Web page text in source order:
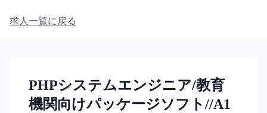
求人一覧に戻る
PHPシステムエンジニア/教育
機関向けパッケージソフト//A1